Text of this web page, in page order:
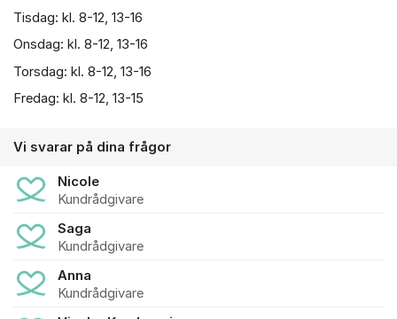
Tisdag: kl. 8-12, 13-16
Onsdag: kl. 8-12, 13-16
Torsdag: kl. 8-12, 13-16
Fredag: kl. 8-12, 13-15
Vi svarar på dina frågor
Nicole
Kundrådgivare
Saga
Kundrådgivare
Anna
Kundrådgivare